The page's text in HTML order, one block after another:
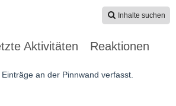
Inhalte suchen
Aktivitäten Reaktionen
an der Pinnwand verfasst.